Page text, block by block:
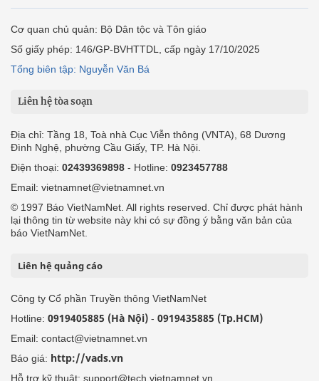
Cơ quan chủ quản: Bộ Dân tộc và Tôn giáo
Số giấy phép: 146/GP-BVHTTDL, cấp ngày 17/10/2025
Tổng biên tập: Nguyễn Văn Bá
Liên hệ tòa soạn
Địa chỉ: Tầng 18, Toà nhà Cục Viễn thông (VNTA), 68 Dương
Đình Nghệ, phường Cầu Giấy, TP. Hà Nội.
Điện thoại: 02439369898 - Hotline: 0923457788
Email: vietnamnet@vietnamnet.vn
© 1997 Báo VietNamNet. All rights reserved. Chỉ được phát hành
lại thông tin từ website này khi có sự đồng ý bằng văn bản của
báo VietNamNet.
Liên hệ quảng cáo
Công ty Cổ phần Truyền thông VietNamNet
Hotline: 0919405885 (Hà Nội) - 0919435885 (Tp.HCM)
Email: contact@vietnamnet.vn
Báo giá: http://vads.vn
Hỗ trợ kỹ thuật: support@tech.vietnamnet.vn